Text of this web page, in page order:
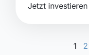
Jetzt investieren
1 2